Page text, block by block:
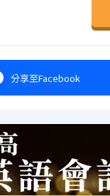
分享至Facebook